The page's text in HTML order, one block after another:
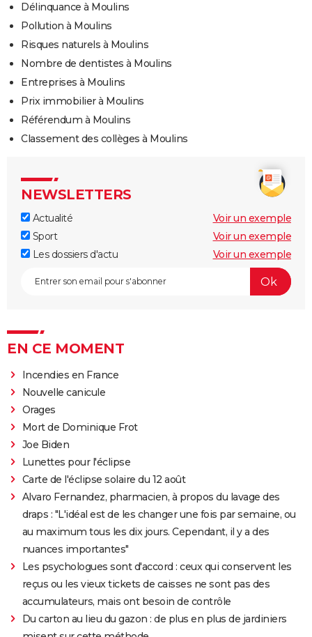
Délinquance à Moulins
Pollution à Moulins
Risques naturels à Moulins
Nombre de dentistes à Moulins
Entreprises à Moulins
Prix immobilier à Moulins
Référendum à Moulins
Classement des collèges à Moulins
NEWSLETTERS
Actualité
Voir un exemple
Sport
Voir un exemple
Les dossiers d'actu
Voir un exemple
EN CE MOMENT
Incendies en France
Nouvelle canicule
Orages
Mort de Dominique Frot
Joe Biden
Lunettes pour l'éclipse
Carte de l'éclipse solaire du 12 août
Alvaro Fernandez, pharmacien, à propos du lavage des
draps : "L'idéal est de les changer une fois par semaine, ou
au maximum tous les dix jours. Cependant, il y a des
nuances importantes"
Les psychologues sont d'accord : ceux qui conservent les
reçus ou les vieux tickets de caisses ne sont pas des
accumulateurs, mais ont besoin de contrôle
Du carton au lieu du gazon : de plus en plus de jardiniers